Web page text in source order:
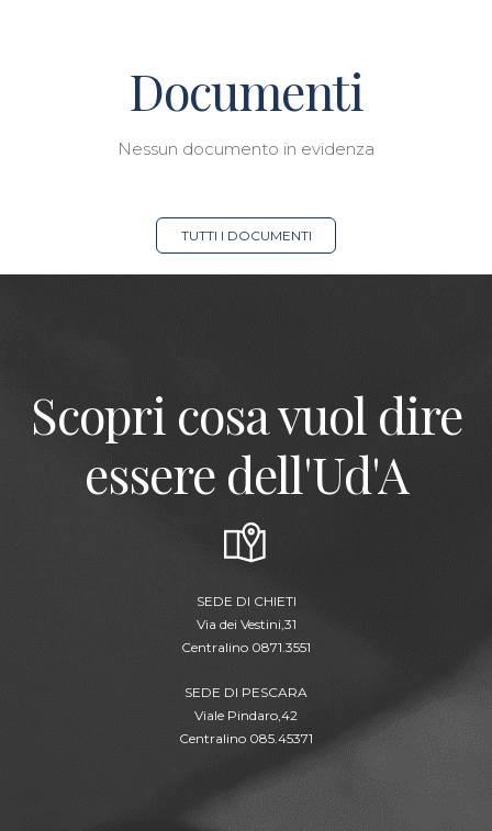
Documenti
Nessun documento in evidenza
TUTTI I DOCUMENTI
Scopri cosa vuol dire
essere dell'Ud'A
SEDE DI CHIETI
Via dei Vestini,31
Centralino 0871.3551
SEDE DI PESCARA
Viale Pindaro,42
Centralino 085.45371